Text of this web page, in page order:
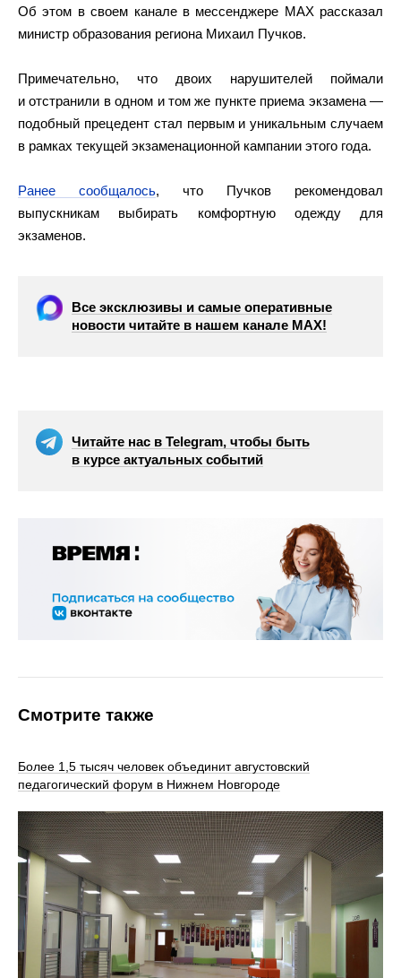
Об этом в своем канале в мессенджере MAX рассказал
министр образования региона Михаил Пучков.
Примечательно, что двоих нарушителей поймали
и отстранили в одном и том же пункте приема экзамена —
подобный прецедент стал первым и уникальным случаем
в рамках текущей экзаменационной кампании этого года.
Ранее сообщалось, что Пучков рекомендовал
выпускникам выбирать комфортную одежду для
экзаменов.
Все эксклюзивы и самые оперативные
новости читайте в нашем канале МАХ!
Читайте нас в Telegram, чтобы быть
в курсе актуальных событий
Смотрите также
Более 1,5 тысяч человек объединит августовский
педагогический форум в Нижнем Новгороде